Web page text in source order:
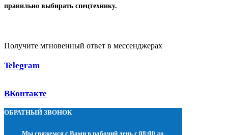
правильно выбирать спецтехнику.
Получите мгновенный ответ в мессенджерах
Telegram
ВКонтакте
ОБРАТНЫЙ ЗВОНОК
Мы свяжемся с Вами в рабочий день с 08:00 до